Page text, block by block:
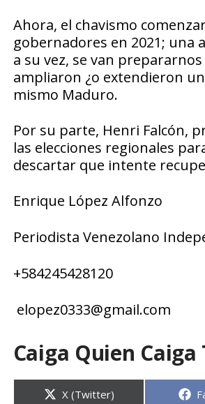
Ahora, el chavismo
gobernadores en 2021; una
a su vez, se van
ampliaron ¿o extendieron
mismo Maduro.
Por su parte, Henri Falcón,
las elecciones regionales
descartar que intente
Enrique López Alfonzo
Periodista Venezolano
+584245428120
elopez0333@gmail.com
Caiga Quien
Compartir
X (Twitter)